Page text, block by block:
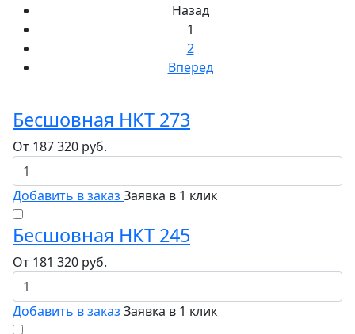
Назад
1
2
Вперед
Бесшовная НКТ 273
От 187 320 руб.
Добавить в заказ Заявка в 1 клик
Бесшовная НКТ 245
От 181 320 руб.
Добавить в заказ Заявка в 1 клик